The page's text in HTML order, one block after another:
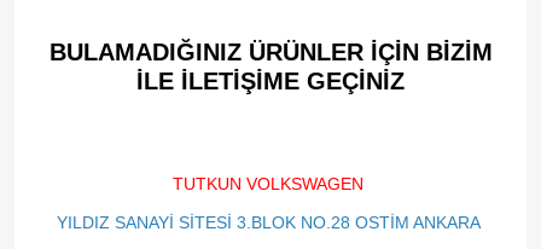
BULAMADIĞINIZ ÜRÜNLER İÇİN BİZİM
İLE İLETİŞİME GEÇİNİZ​
TUTKUN VOLKSWAGEN
YILDIZ SANAYİ SİTESİ 3.BLOK NO.28 OSTİM ANKARA